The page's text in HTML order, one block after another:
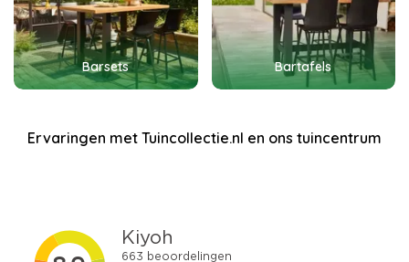
Barsets Bartafels
Ervaringen met Tuincollectie.nl en ons tuincentrum